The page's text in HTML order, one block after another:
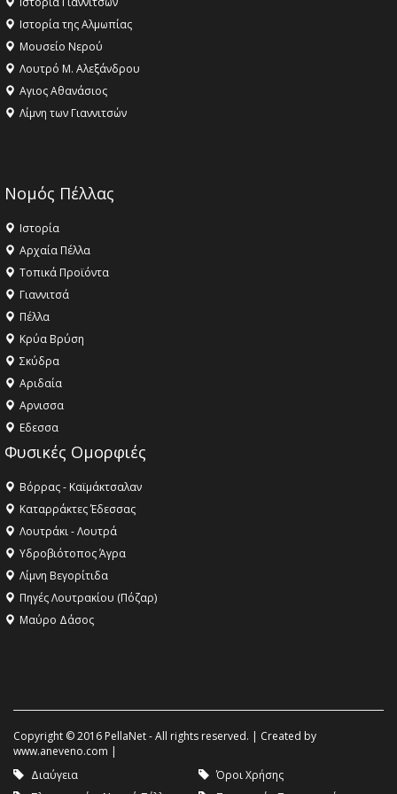
Ιστορία της Αλμωπίας
Μουσείο Νερού
Λουτρό Μ. Αλεξάνδρου
Αγιος Αθανάσιος
Λίμνη των Γιαννιτσών
Νομός Πέλλας
Ιστορία
Αρχαία Πέλλα
Τοπικά Προϊόντα
Γιαννιτσά
Πέλλα
Κρύα Βρύση
Σκύδρα
Αριδαία
Aρνισσα
Eδεσσα
Φυσικές Ομορφιές
Βόρρας - Καϊμάκτσαλαν
Καταρράκτες Έδεσσας
Λουτράκι - Λουτρά
Υδροβιότοπος Άγρα
Λίμνη Βεγορίτιδα
Πηγές Λουτρακίου (Πόζαρ)
Μαύρο Δάσος
Copyright © 2016 PellaNet - All rights reserved. | Created by
www.aneveno.com |
Διαύγεια
Όροι Χρήσης